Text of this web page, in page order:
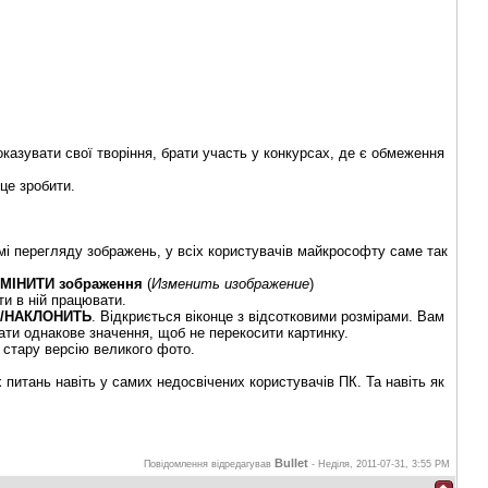
свої творіння, брати участь у конкурсах, де є обмеження
зробити.
перегляду зображень, у всіх користувачів майкрософту саме так
зображення (Изменить изображение)
в ній працювати.
НАКЛОНИТЬ . Відкриється віконце з відсотковими розмірами. Вам
однакове значення, щоб не перекосити картинку.
версію великого фото.
навіть у самих недосвічених користувачів ПК. Та навіть як
Повідомлення відредагував Bullet - Неділя, 2011-07-31, 3:55 PM